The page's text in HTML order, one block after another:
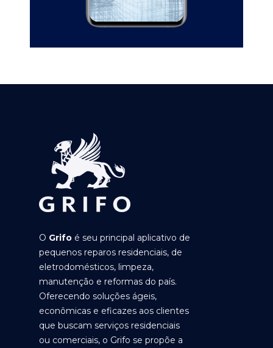
O Grifo é seu principal aplicativo de
pequenos reparos residenciais, de
eletrodomésticos, limpeza,
manutenção e reformas do país.
Oferecendo soluções ágeis,
econômicas e eficazes aos clientes
que buscam serviços residenciais
ou comerciais, o Grifo se propõe a